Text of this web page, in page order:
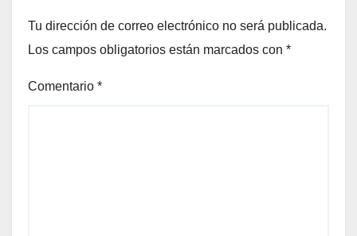
Tu dirección de correo electrónico no será publicada.
Los campos obligatorios están marcados con *
Comentario *